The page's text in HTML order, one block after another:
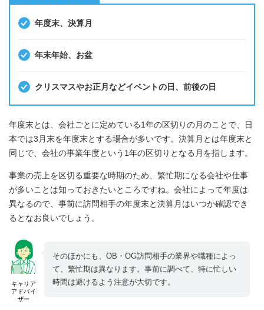
年度末、決算月
年末年始、お盆
クリスマスやお正月などイベントの日、前後の日
年度末とは、会社ごとに定めている1年の区切りの月のことで、日
本では3月末を年度末とする場合が多いです。決算月とは年度末と
同じで、会社の事業年度という1年の区切りとなる月を指します。
事業の売上を区切る重要な時期のため、繁忙期になる会社や仕事
が多いことは知っておきたいところですね。会社によって年度は
異なるので、事前に訪問相手の年度末と決算月はいつか確認でき
るとなお良いでしょう。
キャリア
アドバイ
ザー
そのほかにも、OB・OG訪問相手の業界や職種によっ
て、繁忙期は異なります。事前に調べて、特に忙しい
時間は避けるよう注意が大切です。